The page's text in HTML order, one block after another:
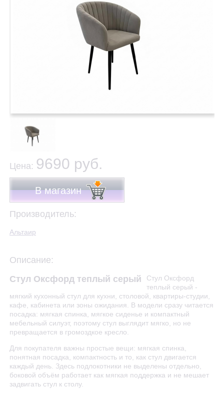
Цена: 9690 руб.
В магазин
Производитель:
Альтаир
Описание:
Стул Оксфорд теплый серый
Стул Оксфорд
теплый серый -
мягкий кухонный стул для кухни, столовой, квартиры-студии,
кафе, кабинета или зоны ожидания. В модели сразу читается
посадка: мягкая спинка, мягкое сиденье и компактный
мебельный силуэт, поэтому стул выглядит мягко, но не
превращается в громоздкое кресло.
Для покупателя важны простые вещи: мягкая спинка,
понятная посадка, компактность и то, как стул двигается
каждый день. Здесь подлокотники не выделены отдельно,
боковой объём работает как мягкая поддержка и не мешает
задвигать стул к столу.